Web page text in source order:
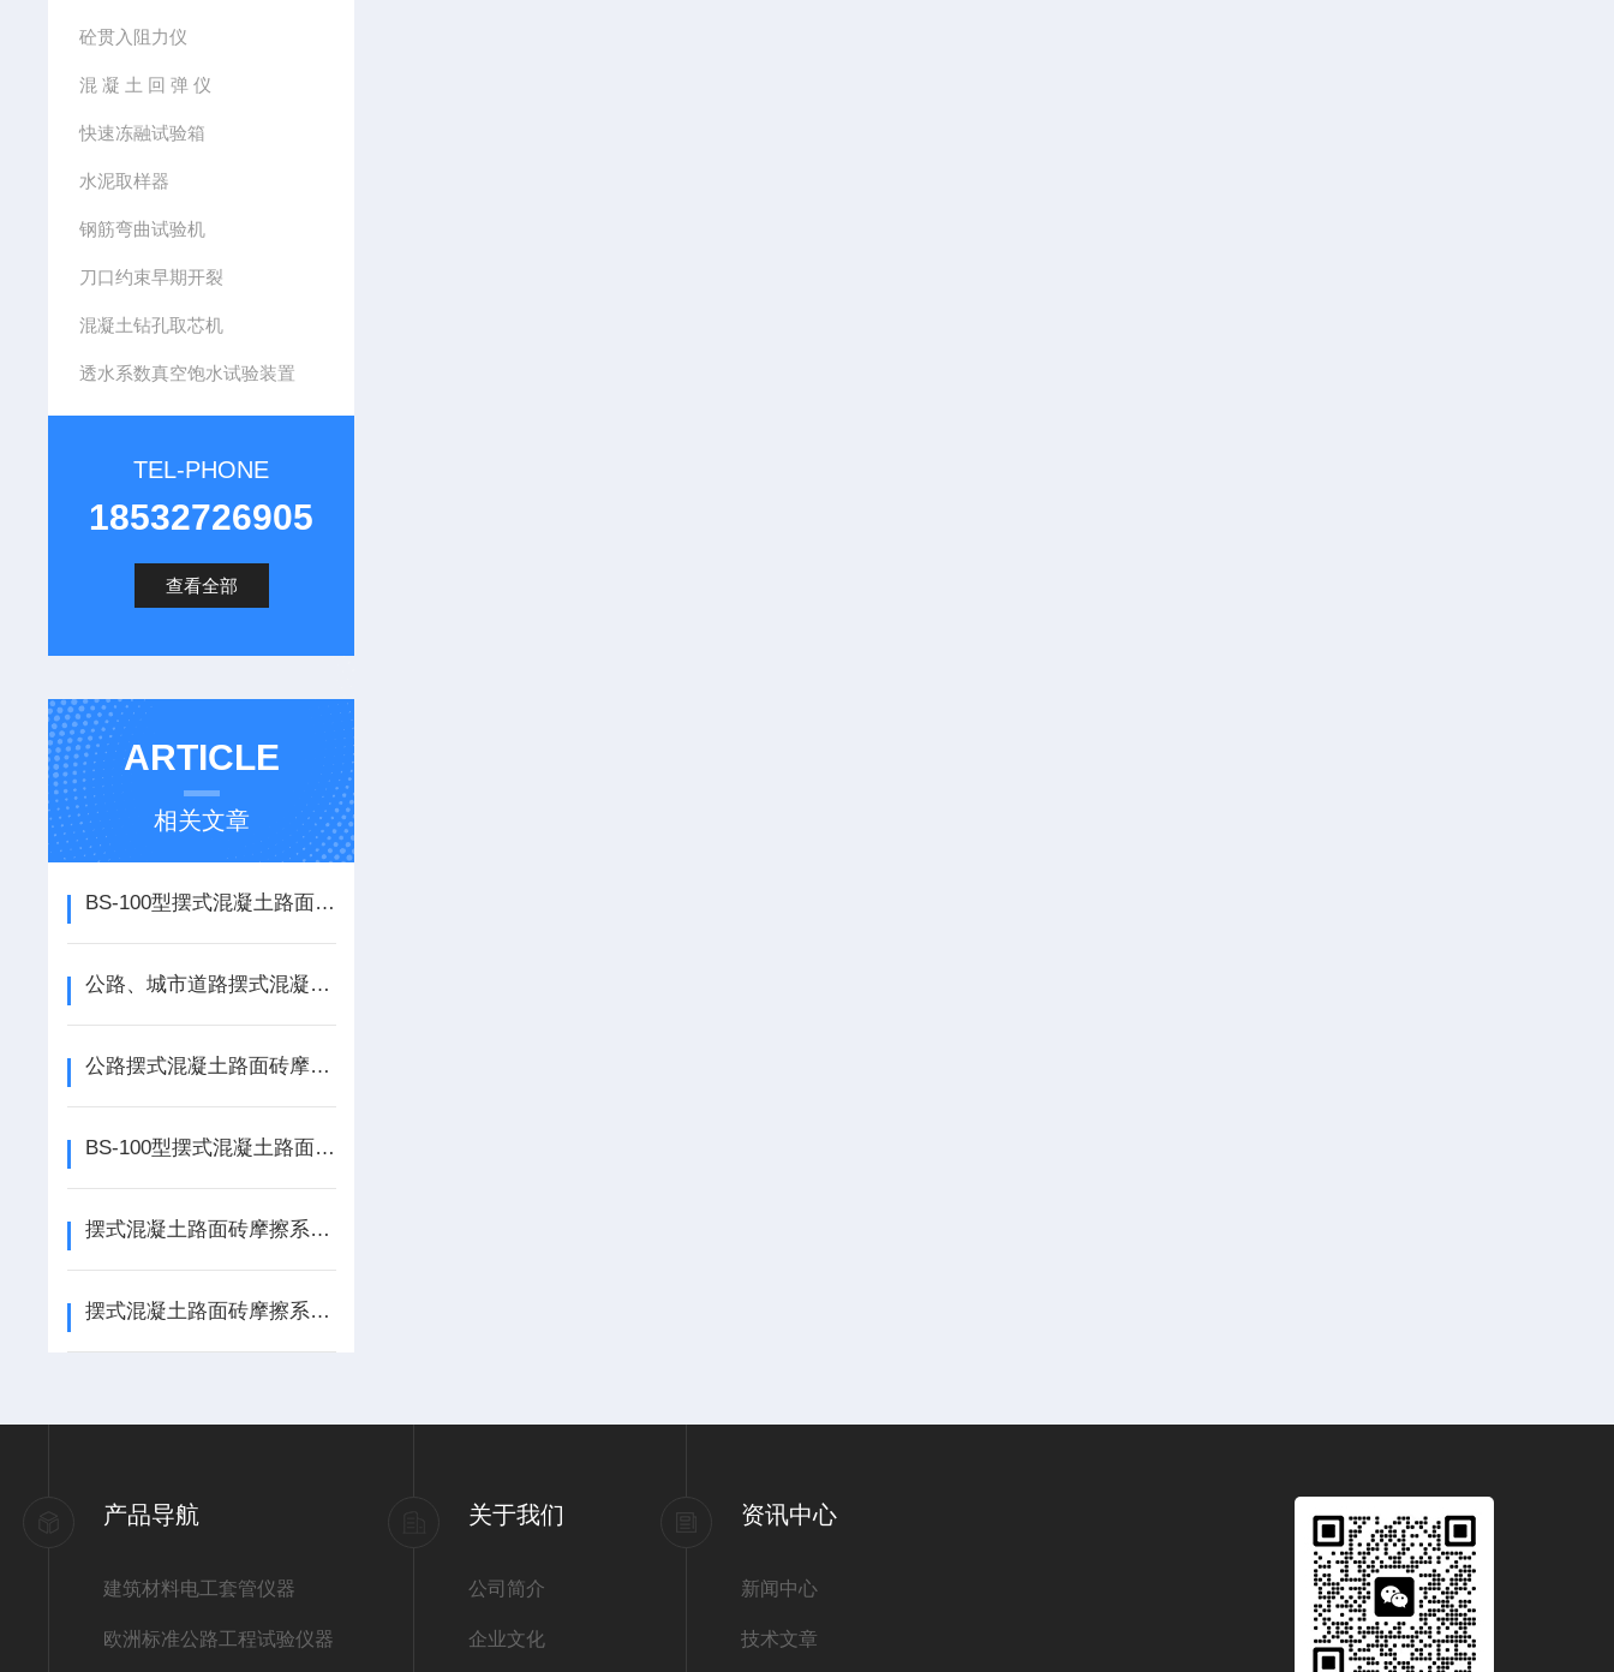
砼贯入阻力仪
混 凝 土 回 弹 仪
快速冻融试验箱
水泥取样器
钢筋弯曲试验机
刀口约束早期开裂
混凝土钻孔取芯机
透水系数真空饱水试验装置
TEL-PHONE
18532726905
查看全部
ARTICLE
相关文章
BS-100型摆式混凝土路面砖摩擦系数测定仪精品
公路、城市道路摆式混凝土路面砖摩擦系数测定仪
公路摆式混凝土路面砖摩擦系数测定仪
BS-100型摆式混凝土路面砖摩擦系数测定仪
摆式混凝土路面砖摩擦系数测定仪
摆式混凝土路面砖摩擦系数测定仪，路面砖抗滑仪
产品导航
建筑材料电工套管仪器
欧洲标准公路工程试验仪器
关于我们
公司简介
企业文化
资讯中心
新闻中心
技术文章